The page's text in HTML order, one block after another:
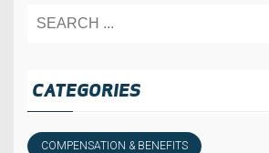
CATEGORIES
COMPENSATION & BENEFITS